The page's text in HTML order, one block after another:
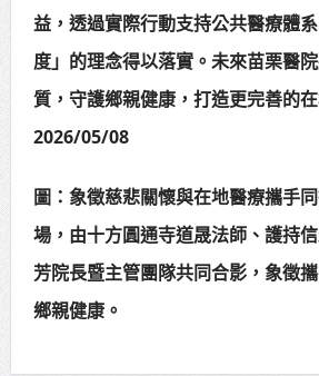
益，透過實際行動支持公共醫療體
度」的理念得以落實。未來苗栗醫
質，守護鄉親健康，打造更完善的
2026/05/08
圖：象徵慈悲關懷與在地醫療攜手
場，由十方圓通寺道晟法師、護持
芳院長暨主管團隊共同合影，象徵
鄉親健康。